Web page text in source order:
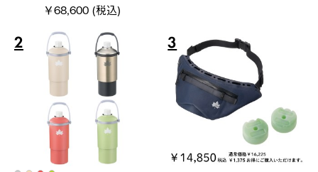
￥68,600 (税込)
2 3